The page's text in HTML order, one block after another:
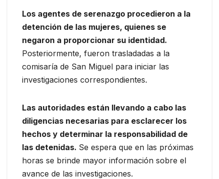
Los agentes de serenazgo procedieron a la
detención de las mujeres, quienes se
negaron a proporcionar su identidad.
Posteriormente, fueron trasladadas a la
comisaría de San Miguel para iniciar las
investigaciones correspondientes.
Las autoridades están llevando a cabo las
diligencias necesarias para esclarecer los
hechos y determinar la responsabilidad de
las detenidas. Se espera que en las próximas
horas se brinde mayor información sobre el
avance de las investigaciones.